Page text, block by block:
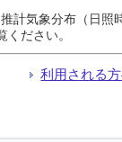
///
/// ///
///
/// ///
///
/// ///
///
/// ///
計気象分布（日
ください。
利用される